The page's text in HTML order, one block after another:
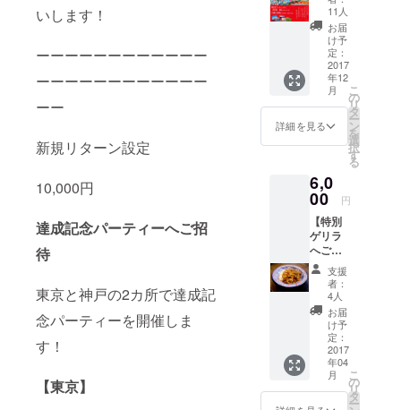
いします！
ーーーーーーーーーーーー
ーーーーーーーーーーーー
ーー
新規リターン設定
10,000円
達成記念パーティーへご招
待
東京と神戸の2カ所で達成記
念パーティーを開催しま
す！
【東京】
的に行って
いる。
だけで
美味し
いケバ
ブが出
来上が
りま
す。今
回のた
めに調
です。
（梱
包・送
料費200
円を含
む金額
です）
を記載
（梱
包・送
料費200
円を含
む金額
です）
完成し
たレシ
ピブッ
ク ・
「大切
なこと
に気づ
く 365
日名言
の旅」
（編：
S
PUBLIS
HING
2016年
出版）
・巻末
にお名
前を記
載 （梱
包・送
料費200
円を含
む金額
です）
11人
お届
け予
定：
2017
年12
月
詳細を見る
こ
の
リ
タ
ー
ン
を
選
択
す
る
6,0
00 円
【特別
ゲリラ
へご招
待】 ・
ゲリラ
イベン
トへご
招待
いつも
のゲリ
ラより
ちょっ
ぴり豪
支援
者：
4人
お届
け予
定：
2017
年04
月
こ
の
リ
タ
ー